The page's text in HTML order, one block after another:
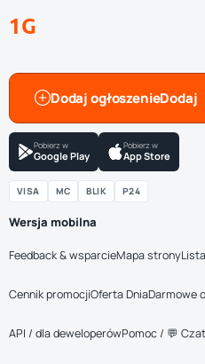
1G
Dodaj ogłoszenie
Pobierz w
Google Play
Pobierz w
App Store
VISA MC BLIK P24
Wersja mobilna
Feedback & wsparcieMapa strony
Cennik promocjiOferta DniaDarmowe
API / dla deweloperówPomoc / 💬